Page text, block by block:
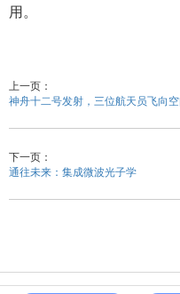
用。
上一页：
神舟十二号发射，三位航天员飞向
下一页：
通往未来：集成微波光子学